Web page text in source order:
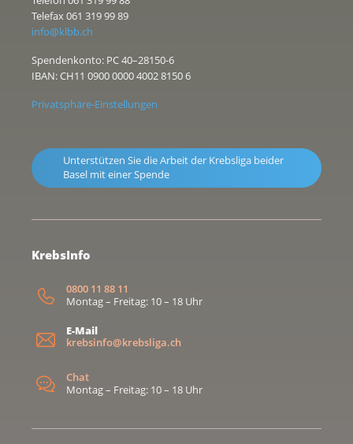
Telefax 061 319 99 89
info@klbb.ch
Spendenkonto: PC 40–28150-6
IBAN: CH11 0900 0000 4002 8150 6
Privatsphäre-Einstellungen
Unterstützen Sie die Arbeit der Krebsliga beider
Basel mit einer Spende
KrebsInfo
0800 11 88 11
Montag – Freitag: 10 – 18 Uhr
E-Mail
krebsinfo@krebsliga.ch
Chat
Montag – Freitag: 10 – 18 Uhr